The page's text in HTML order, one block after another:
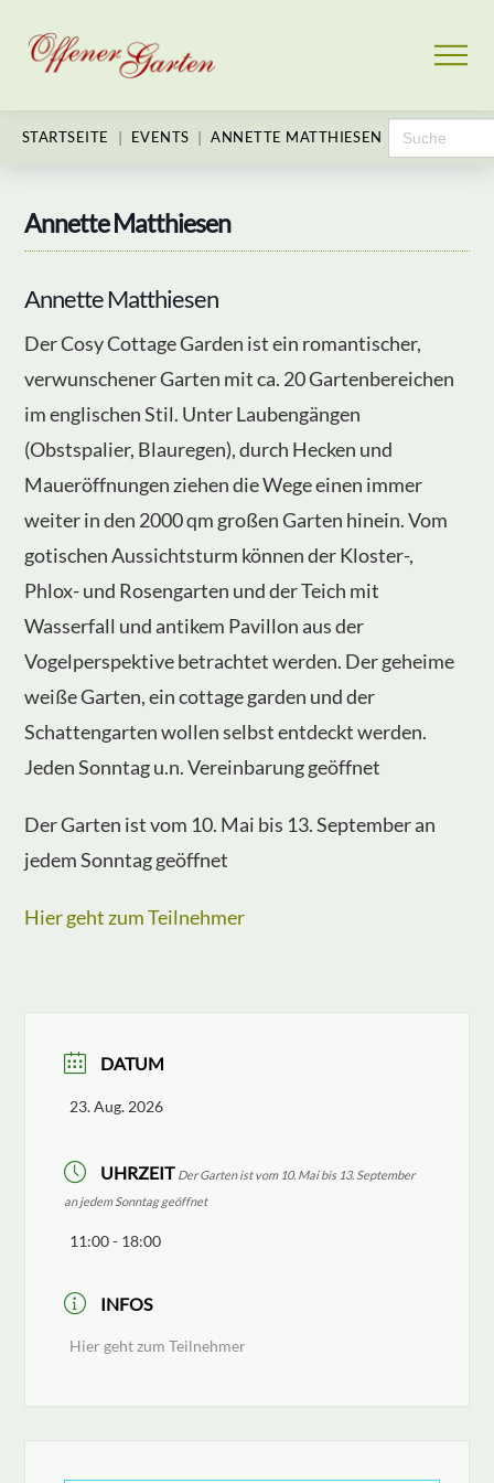
STARTSEITE | EVENTS | ANNETTE MATTHIESEN
Search
for:
Annette Matthiesen
Annette Matthiesen
Der Cosy Cottage Garden ist ein romantischer,
verwunschener Garten mit ca. 20 Gartenbereichen
im englischen Stil. Unter Laubengängen
(Obstspalier, Blauregen), durch Hecken und
Maueröffnungen ziehen die Wege einen immer
weiter in den 2000 qm großen Garten hinein. Vom
gotischen Aussichtsturm können der Kloster-,
Phlox- und Rosengarten und der Teich mit
Wasserfall und antikem Pavillon aus der
Vogelperspektive betrachtet werden. Der geheime
weiße Garten, ein cottage garden und der
Schattengarten wollen selbst entdeckt werden.
Jeden Sonntag u.n. Vereinbarung geöffnet
Der Garten ist vom 10. Mai bis 13. September an
jedem Sonntag geöffnet
Hier geht zum Teilnehmer
DATUM
23. Aug. 2026
UHRZEIT Der Garten ist vom 10. Mai bis 13. September
an jedem Sonntag geöffnet
11:00 - 18:00
INFOS
Hier geht zum Teilnehmer